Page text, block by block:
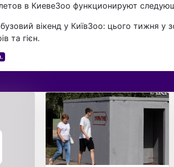
в КиевеЗоо функционируют
вікенд у КиївЗоо: цього тижня у
та гієн.